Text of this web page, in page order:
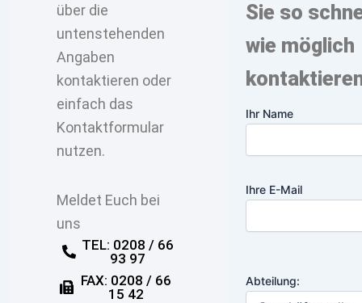
über die
untenstehenden
Angaben
kontaktieren oder
einfach das
Kontaktformular
nutzen.
Meldet Euch bei
uns
TEL: 0208 / 66
93 97
FAX: 0208 / 66
15 42
Sie so
wie möglich
Ihr Name
Ihre E-Mail
Abteilung: